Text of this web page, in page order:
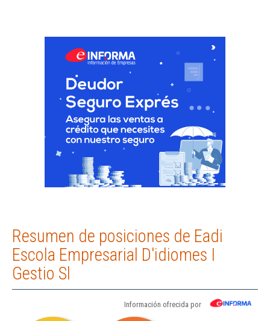
Resumen de posiciones de Eadi
Escola Empresarial D'idiomes I
Gestio Sl
Información ofrecida por